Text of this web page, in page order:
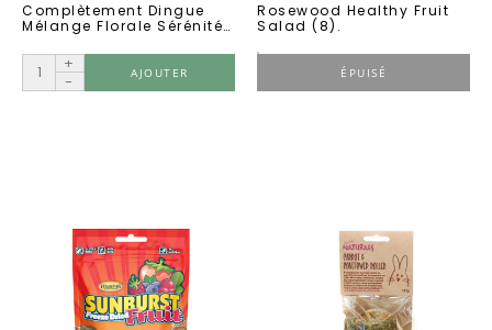
Complètement Dingue
Mélange Florale Sérénité
+
-
AJOUTER
Rosewood Healthy Fruit
Salad (8).
ÉPUISÉ